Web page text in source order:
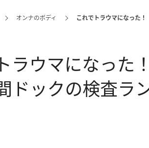
オンナのボディ これでトラウマになった
ラウマになっ
ドックの検査ラ